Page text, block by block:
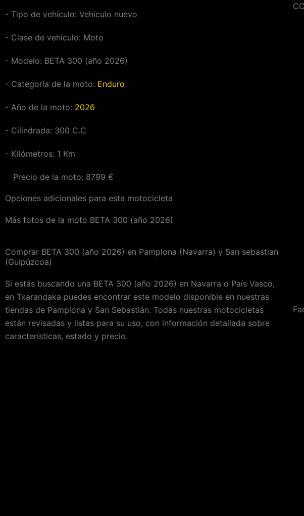
- Tipo de vehículo: Vehículo nuevo
- Clase de vehículo: Moto
- Modelo: BETA 300 (año 2026)
- Categoría de la moto: Enduro
- Año de la moto: 2026
- Cilindrada: 300 C.C
- Kilómetros: 1 Km
Precio de la moto: 8799 €
Opciones adicionales para esta motocicleta
Más fotos de la moto BETA 300 (año 2026)
Comprar BETA 300 (año 2026) en Pamplona (Navarra) y San sebastian
(Guipúzcoa)
Si estás buscando una BETA 300 (año 2026) en Navarra o País Vasco,
en Txarandaka puedes encontrar este modelo disponible en nuestras
tiendas de Pamplona y San Sebastián. Todas nuestras motocicletas
están revisadas y listas para su uso, con información detallada sobre
características, estado y precio.